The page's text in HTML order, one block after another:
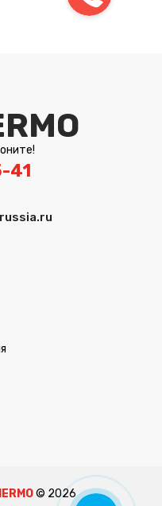
41
© 2026